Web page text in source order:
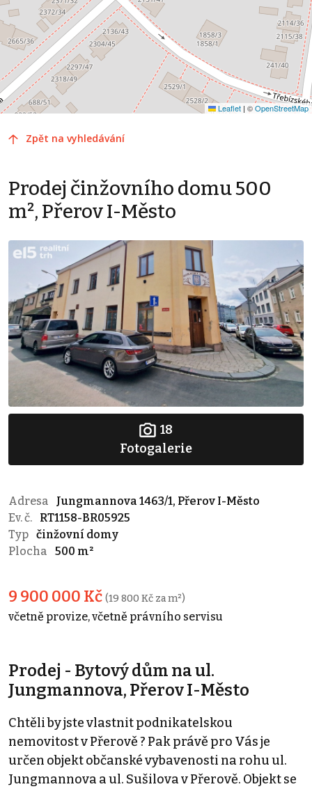
Leaflet | ©OpenStreetMap
Zpět na vyhledávání
Prodej činžovního domu 500
m², Přerov I-Město
18
Fotogalerie
Adresa
Jungmannova 1463/1, Přerov I-Město
Ev. č.
RT1158-BR05925
Typ činžovní domy
Plocha
500 m²
9 900 000 Kč (19 800 Kč za m²)
včetně provize, včetně právního servisu
Prodej - Bytový dům na ul.
Jungmannova, Přerov I-Město
Chtěli by jste vlastnit podnikatelskou
nemovitost v Přerově ? Pak právě pro Vás je
určen objekt občanské vybavenosti na rohu ul.
Jungmannova a ul. Sušilova v Přerově. Objekt se